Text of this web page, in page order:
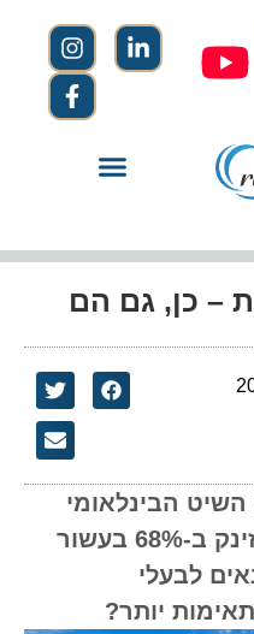
– כן, גם הם
הבינלאומי
(CLIA) הביקוש לקרוזים זינק ב-68% בעשור
לבעלי
יותר?